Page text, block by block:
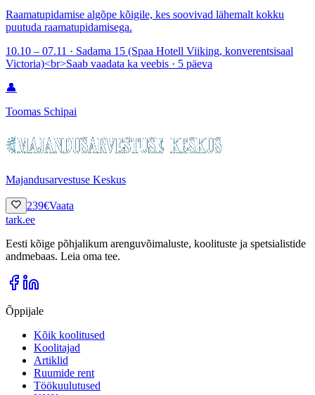
Raamatupidamise algõpe kõigile, kes soovivad lähemalt kokku
puutuda raamatupidamisega.
10.10 – 07.11 · Sadama 15 (Spaa Hotell Viiking, konverentsisaal
Victoria)<br>Saab vaadata ka veebis · 5 päeva
👤
Toomas Schipai
Majandusarvestuse Keskus
239€Vaata
tark.ee
Eesti kõige põhjalikum arenguvõimaluste, koolituste ja spetsialistide
andmebaas. Leia oma tee.
Õppijale
Kõik koolitused
Koolitajad
Artiklid
Ruumide rent
Töökuulutused